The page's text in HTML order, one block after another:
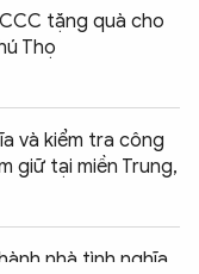
tặng quà cho
Thọ
và kiểm tra công
giữ tại miền Trung,
nhà tình nghĩa